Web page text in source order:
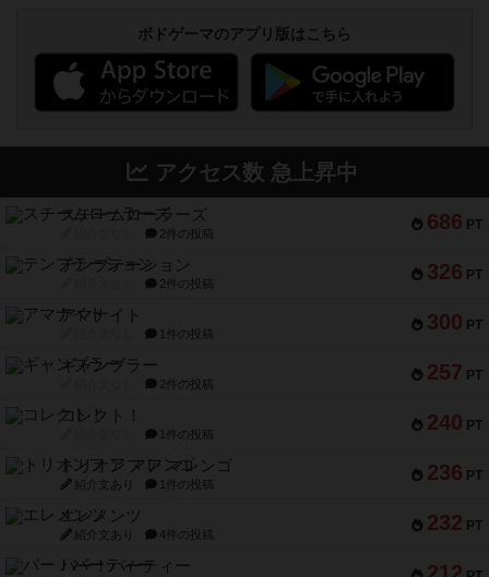
ボドゲーマのアプリ版はこちら
アクセス数 急上昇中
686 PT
スチームローラーズ
2件の投稿
326 PT
テンプテーション
2件の投稿
300 PT
アマナイト
1件の投稿
257 PT
ギャンブラー
2件の投稿
240 PT
コレクト！
1件の投稿
236 PT
トリオンフ ア マレンゴ
紹介文あり 1件の投稿
232 PT
エレメンツ
紹介文あり 4件の投稿
バー！パーティー